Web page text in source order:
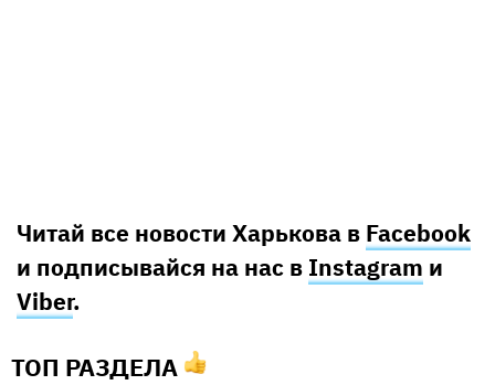
Читай все новости Харькова в Facebook
и подписывайся на нас в Instagram и
Viber.
ТОП РАЗДЕЛА